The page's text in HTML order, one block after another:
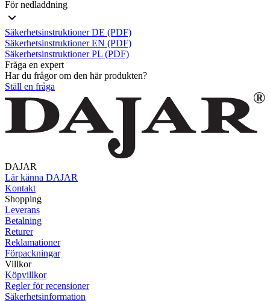
För nedladdning
Säkerhetsinstruktioner DE (PDF)
Säkerhetsinstruktioner EN (PDF)
Säkerhetsinstruktioner PL (PDF)
Fråga en expert
Har du frågor om den här produkten?
Ställ en fråga
DAJAR
Lär känna DAJAR
Kontakt
Shopping
Leverans
Betalning
Returer
Reklamationer
Förpackningar
Villkor
Köpvillkor
Regler för recensioner
Säkerhetsinformation